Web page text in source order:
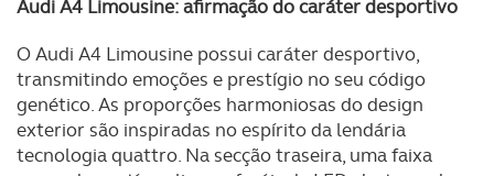
Audi A4 Limousine: afirmação do caráter desportivo
O Audi A4 Limousine possui caráter desportivo,
transmitindo emoções e prestígio no seu código
genético. As proporções harmoniosas do design
exterior são inspiradas no espírito da lendária
tecnologia quattro. Na secção traseira, uma faixa